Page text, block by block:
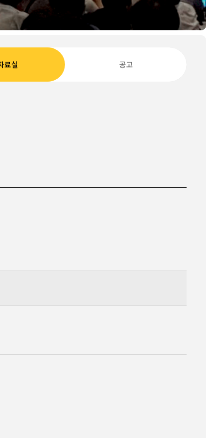
료실 공고